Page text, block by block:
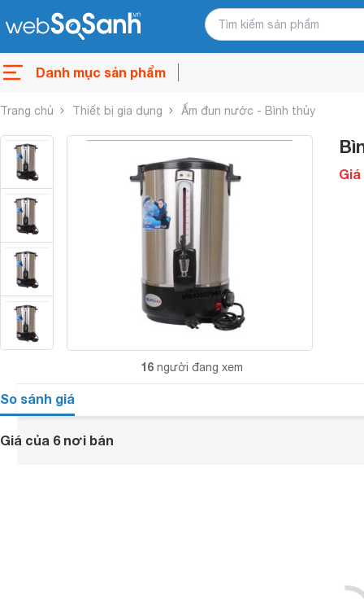
Danh mục sản phẩm
Trang chủ Thiết bị gia dụng Ấm đun nước - Bình thủy
16 người đang xem
So sánh giá
Giá của 6 nơi bán